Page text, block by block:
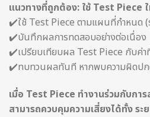
แนวทางที่ถูกต้อง: ใช้ Test Piece
✔️ใช้ Test Piece ตามแผนที่กำหนด (
✔️บันทึกผลการทดสอบอย่างต่อเนื่อง
✔️เปรียบเทียบผล Test Piece กับค่า
✔️ทบทวนผลทันที หากพบความผิดป
เมื่อ Test Piece ทำงานร่วมกับการ
สามารถควบคุมความเสี่ยงได้ทั้ง ระ